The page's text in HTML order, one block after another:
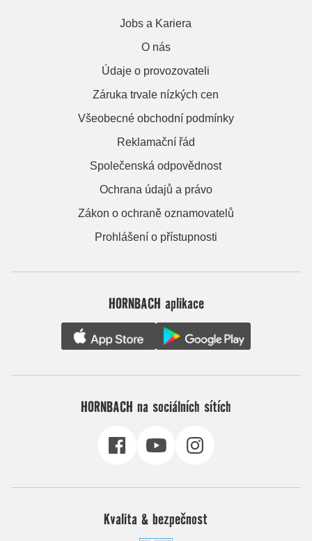
Jobs a Kariera
O nás
Údaje o provozovateli
Záruka trvale nízkých cen
Všeobecné obchodní podmínky
Reklamační řád
Společenská odpovědnost
Ochrana údajů a právo
Zákon o ochraně oznamovatelů
Prohlášení o přístupnosti
HORNBACH aplikace
HORNBACH na sociálních sítích
Kvalita & bezpečnost